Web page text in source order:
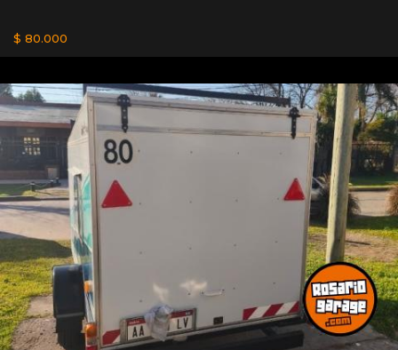
$ 80.000